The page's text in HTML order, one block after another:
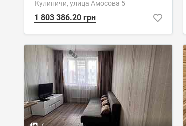
Кулиничи, улица Амосова 5
1 803 386.20 грн